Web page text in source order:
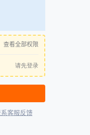
查看全部权限
请先登录
客服反馈